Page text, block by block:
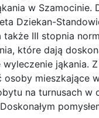
w Szamocinie.
Dziekan-
III stopnia
które dają
jąkania.
mieszkające
na turnusach w